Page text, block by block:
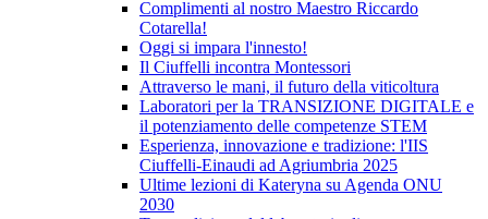
Complimenti al nostro Maestro Riccardo
Cotarella!
Oggi si impara l'innesto!
Il Ciuffelli incontra Montessori
Attraverso le mani, il futuro della viticoltura
Laboratori per la TRANSIZIONE DIGITALE e
il potenziamento delle competenze STEM
Esperienza, innovazione e tradizione: l'IIS
Ciuffelli-Einaudi ad Agriumbria 2025
Ultime lezioni di Kateryna su Agenda ONU
2030